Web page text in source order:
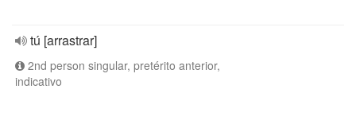
tú [arrastrar]
2nd person singular, pretérito anterior,
indicativo